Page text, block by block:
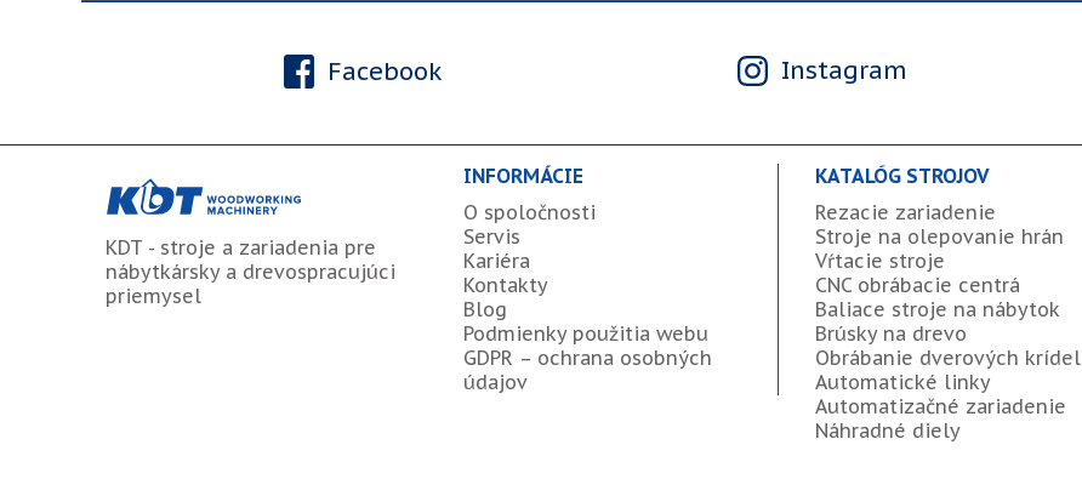
Facebook Instagram
KDT - stroje a zariadenia pre
nábytkársky a drevospracujúci
priemysel
INFORMÁCIE
O spoločnosti
Servis
Kariéra
Kontakty
Blog
Podmienky použitia webu
GDPR – ochrana osobných
údajov
KATALÓG STROJOV
Rezacie zariadenie
Stroje na olepovanie hrán
Vŕtacie stroje
CNC obrábacie centrá
Baliace stroje na nábytok
Brúsky na drevo
Obrábanie dverových krídel
Automatické linky
Automatizačné zariadenie
Náhradné diely